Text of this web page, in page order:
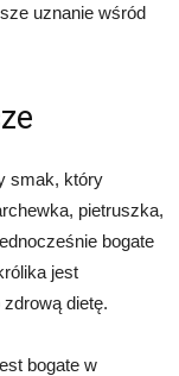
uznanie wśród
smak, który
pietruszka,
bogate
jest
dietę.
bogate w